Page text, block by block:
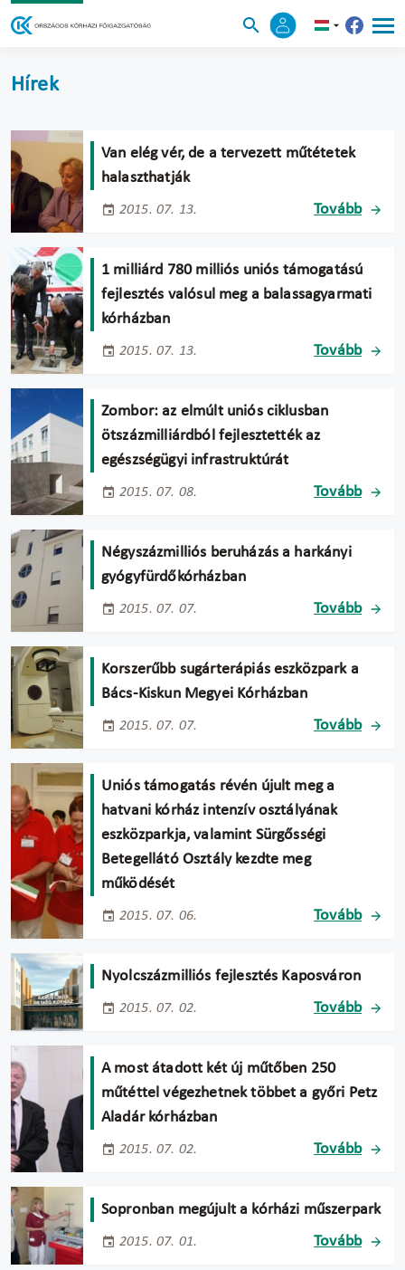
Hírek
Van elég vér, de a tervezett műtétetek
halaszthatják
2015. 07. 13. Tovább
1 milliárd 780 milliós uniós támogatású
fejlesztés valósul meg a balassagyarmati
kórházban
2015. 07. 13. Tovább
Zombor: az elmúlt uniós ciklusban
ötszázmilliárdból fejlesztették az
egészségügyi infrastruktúrát
2015. 07. 08. Tovább
Négyszázmilliós beruházás a harkányi
gyógyfürdőkórházban
2015. 07. 07. Tovább
Korszerűbb sugárterápiás eszközpark a
Bács-Kiskun Megyei Kórházban
2015. 07. 07. Tovább
Uniós támogatás révén újult meg a
hatvani kórház intenzív osztályának
eszközparkja, valamint Sürgősségi
Betegellátó Osztály kezdte meg
működését
2015. 07. 06. Tovább
Nyolcszázmilliós fejlesztés Kaposváron
2015. 07. 02. Tovább
A most átadott két új műtőben 250
műtéttel végezhetnek többet a győri Petz
Aladár kórházban
2015. 07. 02. Tovább
Sopronban megújult a kórházi műszerpark
2015. 07. 01. Tovább